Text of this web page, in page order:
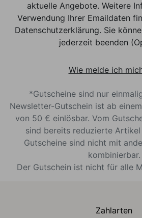
aktuelle Angebote. Weitere
Verwendung Ihrer Emaildaten
Datenschutzerklärung. Sie
jederzeit beenden
Wie melde ich
*Gutscheine sind nur
Newsletter-Gutschein ist ab
von 50 € einlösbar. Vom
sind bereits reduzierte Artikel
Gutscheine sind nicht mit
kombinierbar.
Der Gutschein ist nicht für alle
Zahlarten